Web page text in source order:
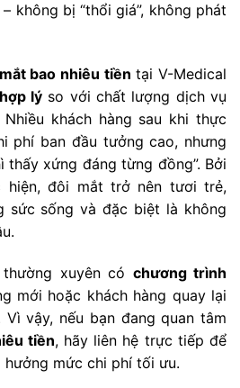
không bị “thổi giá”, không phát
bao nhiêu tiền tại V-Medical
lý so với chất lượng dịch vụ
khách hàng sau khi thực
phí ban đầu tưởng cao, nhưng
thấy xứng đáng từng đồng”. Bởi
hiện, đôi mắt trở nên tươi trẻ,
sức sống và đặc biệt là không
xuyên có chương trình
mới hoặc khách hàng quay lại
vậy, nếu bạn đang quan tâm
tiền, hãy liên hệ trực tiếp để
mức chi phí tối ưu.